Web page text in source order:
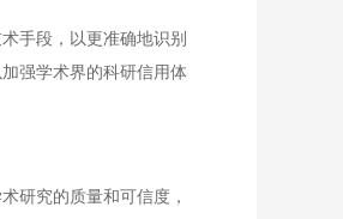
手段，以更准确地识别
强学术界的科研信用体
研究的质量和可信度，